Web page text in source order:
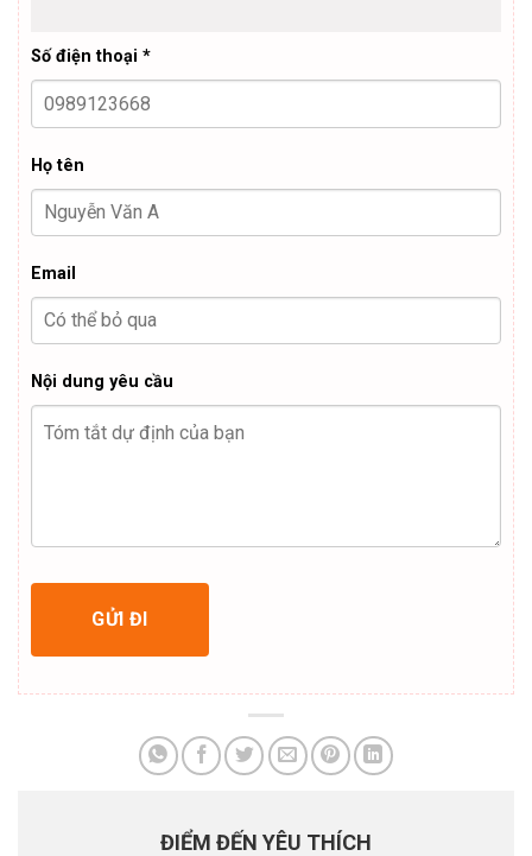
Số điện thoại *
Họ tên
Email
Nội dung yêu cầu
ĐIỂM ĐẾN YÊU THÍCH